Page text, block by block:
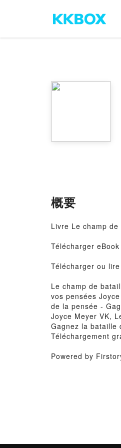
概要
Livre Le champ
Télécharger
Télécharger ou
Le champ de
vos pensées
de la pensée -
Joyce Meyer VK,
Gagnez la bataille
Téléchargement
Powered by